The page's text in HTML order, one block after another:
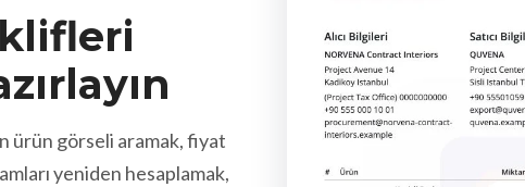
ürün görseli aramak, fiyat
yeniden hesaplamak,